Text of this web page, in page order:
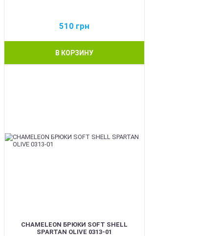
510 грн
В КОРЗИНУ
CHAMELEON БРЮКИ SOFT SHELL
SPARTAN OLIVE 0313-01